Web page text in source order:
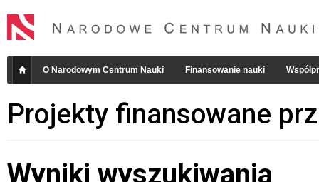
O Narodowym Centrum Nauki Finansowanie nauki
Projekty finansowane
Wyniki wyszukiwania